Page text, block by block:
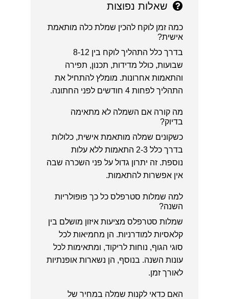
שאלות נפוצות
כמה זמן לוקח להכין שמלת כלה מותאמת
אישית?
בדרך כלל התהליך לוקח בין 8-12
שבועות, כולל מדידות, תכנון, תפירה
והתאמות אחרונות. מומלץ להתחיל את
התהליך לפחות 4 חודשים לפני החתונה.
מה קורה אם השמלה לא מתאימה
בדיוק?
כשקונים שמלה מותאמת אישית, כלולות
בדרך כלל 2-3 התאמות ללא עלות
נוספת. זה יתרון גדול על פני השכרה שבה
אין אפשרות להתאמות.
למה שמלות סטרפלס כל כך פופולריות
השנה?
שמלות סטרפלס מציעות איזון מושלם בין
קלאסיות למודרניות. הן מחמיאות לכל
סוגי הגוף, נוחות לריקוד, ומתאימות לכל
עונות השנה. בנוסף, הן נשארות אופנתיות
לאורך זמן.
האם כדאי לקנות שמלה במחיר של